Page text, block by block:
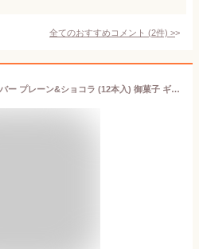
全てのおすすめコメント (2件) >
東京カンパネラ バウム・バー プレーン&ショコラ (12本入) 御菓子 ギフト 東京 バームクーヘン 退職 御菓子 東京土産 菓子折り クッキー ギフト 御菓子 洋菓子 焼き菓子 手土産 御菓子 人気 お土産 プレゼント ギフト 贈り物 バウム クリスマス